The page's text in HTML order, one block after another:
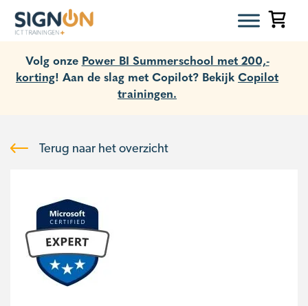
Volg onze Power BI Summerschool met 200,-
korting! Aan de slag met Copilot? Bekijk Copilot
trainingen.
Terug naar het overzicht